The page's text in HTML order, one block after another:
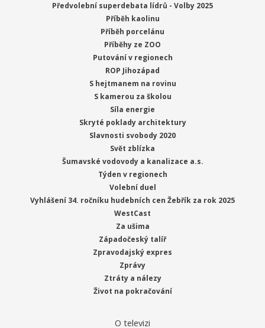
Předvolební superdebata lídrů - Volby 2025
Příběh kaolinu
Příběh porcelánu
Příběhy ze ZOO
Putování v regionech
ROP Jihozápad
S hejtmanem na rovinu
S kamerou za školou
Síla energie
Skryté poklady architektury
Slavnosti svobody 2020
Svět zblízka
Šumavské vodovody a kanalizace a.s.
Týden v regionech
Volební duel
Vyhlášení 34. ročníku hudebních cen Žebřík za rok 2025
WestCast
Za ušima
Západočeský talíř
Zpravodajský expres
Zprávy
Ztráty a nálezy
Život na pokračování
O televizi